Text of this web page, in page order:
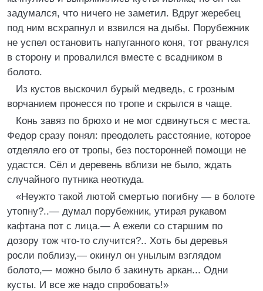
задумался, что ничего не заметил. Вдруг жеребец
под ним всхрапнул и взвился на дыбы. Порубежник
не успел остановить напуганного коня, тот рванулся
в сторону и провалился вместе с всадником в
болото.
Из кустов выскочил бурый медведь, с грозным
ворчанием пронесся по тропе и скрылся в чаще.
Конь завяз по брюхо и не мог сдвинуться с места.
Федор сразу понял: преодолеть расстояние, которое
отделяло его от тропы, без посторонней помощи не
удастся. Сёл и деревень вблизи не было, ждать
случайного путника неоткуда.
«Неужто такой лютой смертью погибну — в болоте
утопну?..— думал порубежник, утирая рукавом
кафтана пот с лица.— А ежели со старшим по
дозору тож что-то случится?.. Хоть бы деревья
росли поблизу,— окинул он унылым взглядом
болото,— можно было б закинуть аркан... Одни
кусты. И все же надо спробовать!»